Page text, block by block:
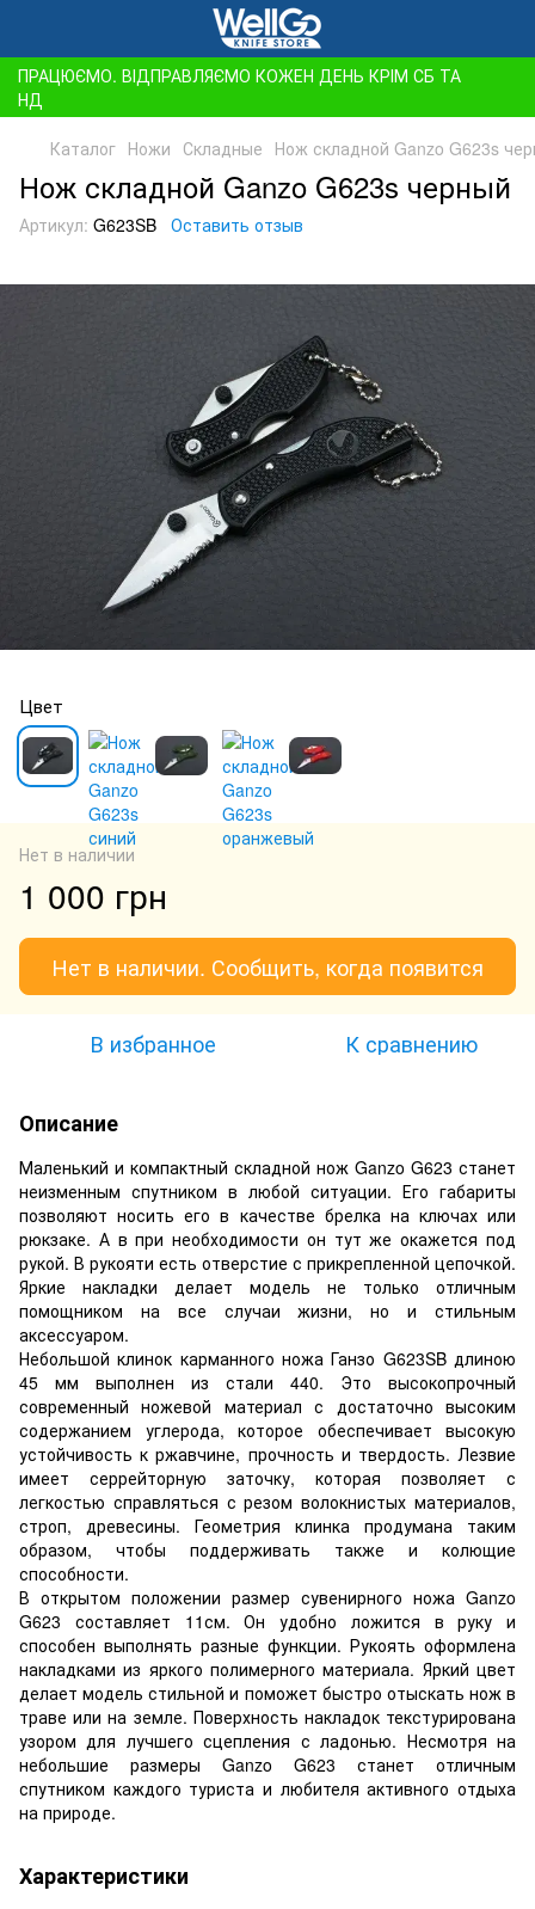
ПРАЦЮЄМО. ВІДПРАВЛЯЄМО КОЖЕН ДЕНЬ КРІМ СБ ТА
НД
Каталог Ножи Складные Нож складной Ganzo G623s
Нож складной Ganzo G623s черный
Артикул: G623SB Оставить отзыв
Цвет
Нет в наличии
1 000 грн
Нет в наличии. Сообщить, когда появится
В избранное К сравнению
Описание
Маленький и компактный складной нож Ganzo G623 станет
неизменным спутником в любой ситуации. Его габариты
позволяют носить его в качестве брелка на ключах или
рюкзаке. А в при необходимости он тут же окажется под
рукой. В рукояти есть отверстие с прикрепленной цепочкой.
Яркие накладки делает модель не только отличным
помощником на все случаи жизни, но и стильным
аксессуаром.
Небольшой клинок карманного ножа Ганзо G623SB длиною
45 мм выполнен из стали 440. Это высокопрочный
современный ножевой материал с достаточно высоким
содержанием углерода, которое обеспечивает высокую
устойчивость к ржавчине, прочность и твердость. Лезвие
имеет серрейторную заточку, которая позволяет с
легкостью справляться с резом волокнистых материалов,
строп, древесины. Геометрия клинка продумана таким
образом, чтобы поддерживать также и колющие
способности.
В открытом положении размер сувенирного ножа Ganzo
G623 составляет 11см. Он удобно ложится в руку и
способен выполнять разные функции. Рукоять оформлена
накладками из яркого полимерного материала. Яркий цвет
делает модель стильной и поможет быстро отыскать нож в
траве или на земле. Поверхность накладок текстурирована
узором для лучшего сцепления с ладонью. Несмотря на
небольшие размеры Ganzo G623 станет отличным
спутником каждого туриста и любителя активного отдыха
на природе.
Характеристики